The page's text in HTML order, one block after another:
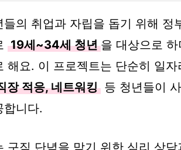
의 취업과 자립을 돕기 위해 정
19세~34세 청년 을 대상으로
해요. 이 프로젝트는 단순히 일
장 적응, 네트워킹 등 청년들이
합니다.
구직 단념을 막기 위한 심리 상